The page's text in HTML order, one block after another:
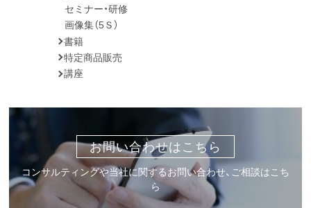
セミナー・研修
画像集（5Ｓ）
書籍
特定商品販売
講座
お問い合わせはこちら
コンサルティングや当社に関するお問い合わせ、ご相談はこち
ら